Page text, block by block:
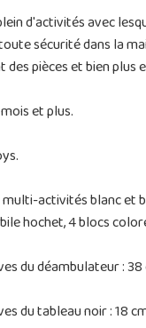
d'activités avec
sécurité dans la
pièces et bien plus
et plus.
activités blanc et
hochet, 4 blocs
du déambulateur :
du tableau noir : 18